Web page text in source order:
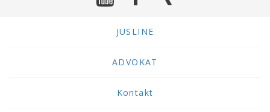
JUSLINE
ADVOKAT
Kontakt